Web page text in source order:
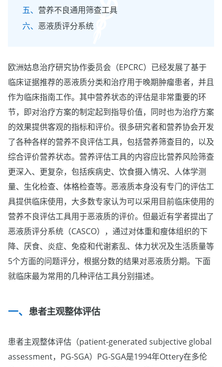
营养不良通用筛查工具
恶液质评分系统
欧洲姑息治疗研究协作委员会（EPCRC）已经发展了基于
临床证据推荐的恶液质分类和治疗用于晚期肿瘤患者，并且
作为临床指南工作。其中营养状态的评估是非常重要的环
节，即对治疗方案的制定起到指导价值，同时也为治疗方案
的效果提供客观的指标和评价。很多研究者和营养协会开发
了各种各样的营养不良评估工具，包括营养筛查目的，以及
综合评价营养状态。营养评估工具的内容应比营养风险筛查
更深入、更复杂，包括疾病史、饮食摄入情况、人体学测
量、生化检查、体格检查等。恶液质本身没有专门的评估工
具提供临床使用，大多数专家认为可以采用目前临床使用的
营养不良评估工具用于恶液质的评价。但最近有学者提出了
恶液质评分系统（CASCO），通过对体重和瘦体组织的下
降、厌食、炎症、免疫和代谢紊乱、体力状况及生活质量等
5个方面的问题评分，根据分数的结果对恶液质分期。下面
就临床最为常用的几种评估工具分别描述。
患者主观整体评估
患者主观整体评估（patient-generated subjective global
assessment，PG-SGA）PG-SGA是1994年Ottery在多伦